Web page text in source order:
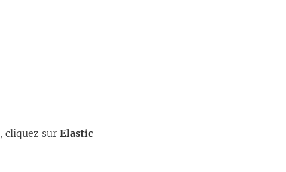
, cliquez surElastic